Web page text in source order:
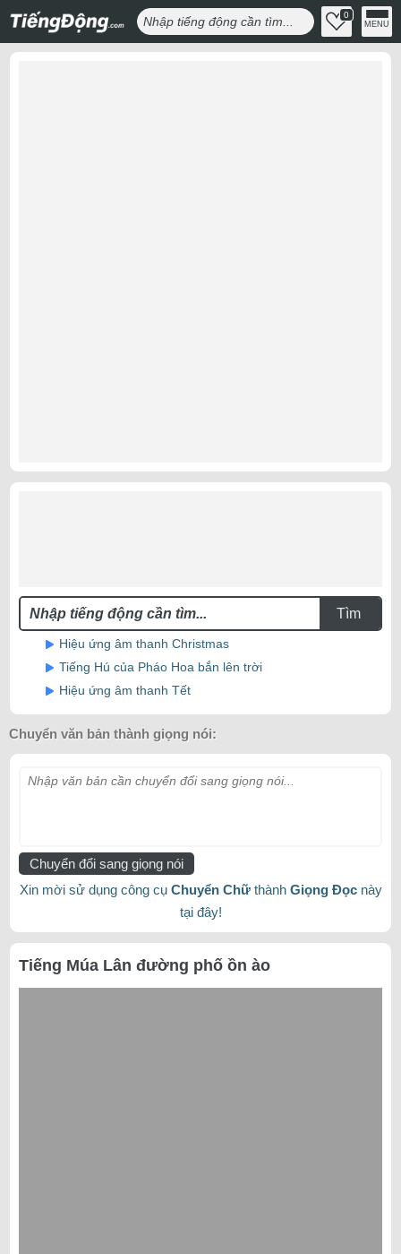
0
MENU
Tìm
Hiệu ứng âm thanh Christmas
Tiếng Hú của Pháo Hoa bắn lên trời
Hiệu ứng âm thanh Tết
Chuyển văn bản thành giọng nói:
Nhập văn bản cần chuyển đổi sang giọng nói...
Chuyển đổi sang giọng nói
Xin mời sử dụng công cụ Chuyển Chữthành Giọng Đọcnày
tại đây!
Tiếng Múa Lân đường phố ồn ào